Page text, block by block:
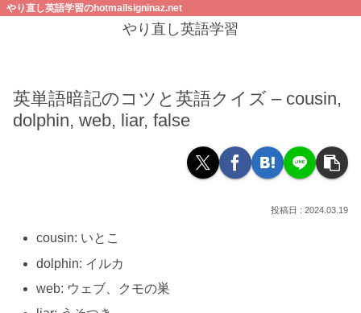
やり直し英語学習のhotmailsigninaz.net
やり直し英語学習
英単語暗記のコツと英語クイズ – cousin,
dolphin, web, liar, false
2024.03.19
cousin: いとこ
dolphin: イルカ
web: ウェブ、クモの巣